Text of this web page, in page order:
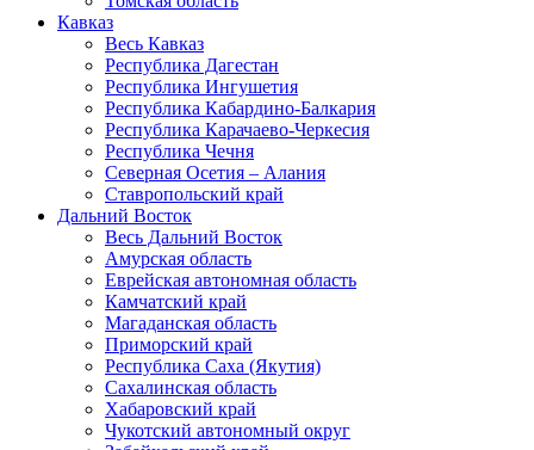
Кавказ
Весь Кавказ
Республика Дагестан
Республика Ингушетия
Республика Кабардино-Балкария
Республика Карачаево-Черкесия
Республика Чечня
Северная Осетия – Алания
Ставропольский край
Дальний Восток
Весь Дальний Восток
Амурская область
Еврейская автономная область
Камчатский край
Магаданская область
Приморский край
Республика Саха (Якутия)
Сахалинская область
Хабаровский край
Чукотский автономный округ